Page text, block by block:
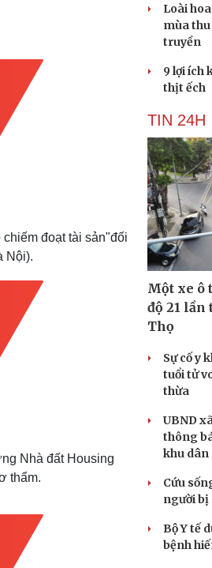
đoạt tài sản"đối
Nội).
Nhà đất Housing
thẩm.
Loài
mùa
truyền
9 lợi ích
thịt ếch
TIN 24H
Một xe ô
độ 21
Thọ
Sự cố y
tuổi tử
thừa
UBND
thông
khu dân
Cứu
người bị
Bộ Y tế
bệnh